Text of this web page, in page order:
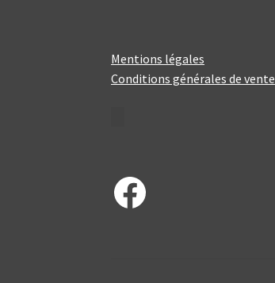
Mentions légales
Conditions générales de vente
Facebook